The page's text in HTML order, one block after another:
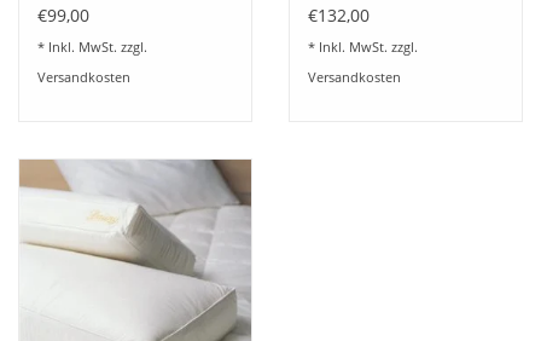
€99,00
* Inkl. MwSt. zzgl.
Versandkosten
€132,00
* Inkl. MwSt. zzgl.
Versandkosten